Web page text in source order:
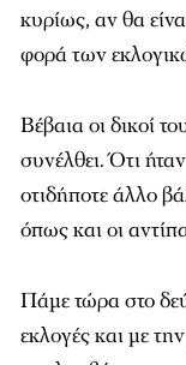
κυρίως, αν θα
φορά των
Βέβαια οι δικοί
συνέλθει. Ότι
οτιδήποτε άλλο
όπως και οι
Πάμε τώρα στο
εκλογές και με